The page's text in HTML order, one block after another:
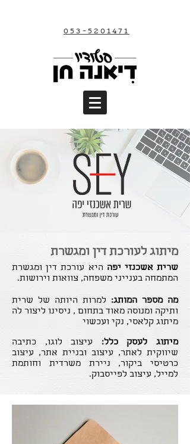
053-5201471
מיתוג לעורכת דין ומגשרת
שרית אשכנזי יפה היא עורכת דין ומגשרת
המתמחה בענייני משפחה, צוואות וירושות.
מה מספר המותג: למרות היותה של שרית
ותיקה ומנוסה מאוד בתחום , ניסינו ליצור לה
מיתוג קלאסי, נקי ועכשוי
מיתוג לעסק כלל: עיצוב לוגו, כתיבה
שיווקית לאתר, עיצוב ובניית אתר, עיצוב
כרטיסי ביקור, ניירת משרדית וחותמת
למייל, עיצוב לפייסבוק.